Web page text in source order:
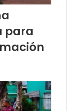
para